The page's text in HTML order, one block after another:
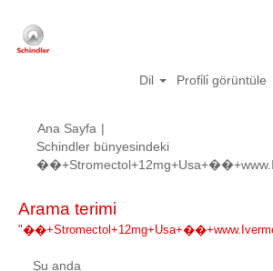
Dil Profi̇li̇ görüntüle
Ana Sayfa |
Schindler bünyesindeki
Arama terimi
Şu anda